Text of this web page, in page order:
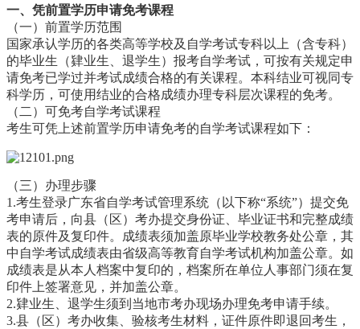
一、凭前置学历申请免考课程
（一）前置学历范围
国家承认学历的各类高等学校及自学考试专科以上（含专科）
的毕业生（肄业生、退学生）报考自学考试，可按有关规定申
请免考已学过并考试成绩合格的有关课程。本科结业可视同专
科学历，可使用结业的合格成绩办理专科层次课程的免考。
（二）可免考自学考试课程
考生可凭上述前置学历申请免考的自学考试课程如下：
（三）办理步骤
1.考生登录广东省自学考试管理系统（以下称“系统”）提交免
考申请后，向县（区）考办提交身份证、毕业证书和完整成绩
表的原件及复印件。成绩表须加盖原毕业学校教务处公章，其
中自学考试成绩表由省级高等教育自学考试机构加盖公章。如
成绩表是从本人档案中复印的，档案所在单位人事部门须在复
印件上签署意见，并加盖公章。
2.肄业生、退学生须到当地市考办现场办理免考申请手续。
3.县（区）考办收集、验核考生材料，证件原件即退回考生，